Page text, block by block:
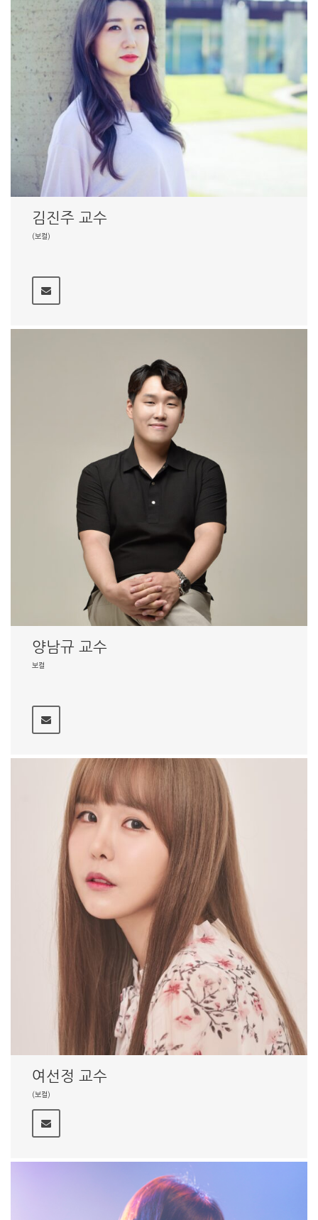
김진주 교수
(보컬)
양남규 교수
보컬
여선정 교수
(보컬)